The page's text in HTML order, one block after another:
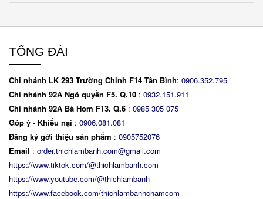
TỔNG ĐÀI
Chi nhánh LK 293 Trường Chinh F14 Tân Bình: 0906.352.795
Chi nhánh 92A Ngô quyền F5. Q.10 : 0932.151.911
Chi nhánh 92A Bà Hom F13. Q.6 : 0985 305 075
Góp ý - Khiếu nại : 0906.081.081
Đăng ký gới thiệu sản phẩm : 0905752076
Email : order.thichlambanh.com@gmail.com
https://www.tiktok.com/@thichlambanh.com
https://www.youtube.com/@thichlambanh
https://www.facebook.com/thichlambanhchamcom